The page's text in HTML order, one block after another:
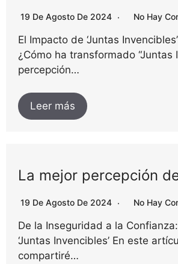
19 De Agosto De 2024 No Hay
El Impacto de ‘Juntas
¿Cómo ha transformado “Juntas
percepción…
Leer más
La mejor percepción
19 De Agosto De 2024 No Hay
De la Inseguridad a la
‘Juntas Invencibles’ En este
compartiré…